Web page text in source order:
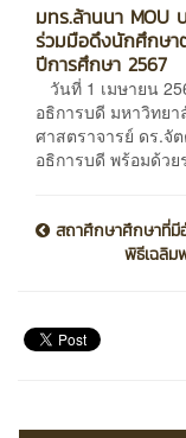
มทร.ล้านนา MOU
ร่วมมือดึงนักศึกษา
ปีการศึกษา 2567
วันที่ 1 เมษายน
อธิการบดี มหาวิทย
ศาสตราจารย์ ดร.จั
อธิการบดี พร้อมด้วย
สถาศึกษาศึกษาที่มี
พิธีเฉลิม